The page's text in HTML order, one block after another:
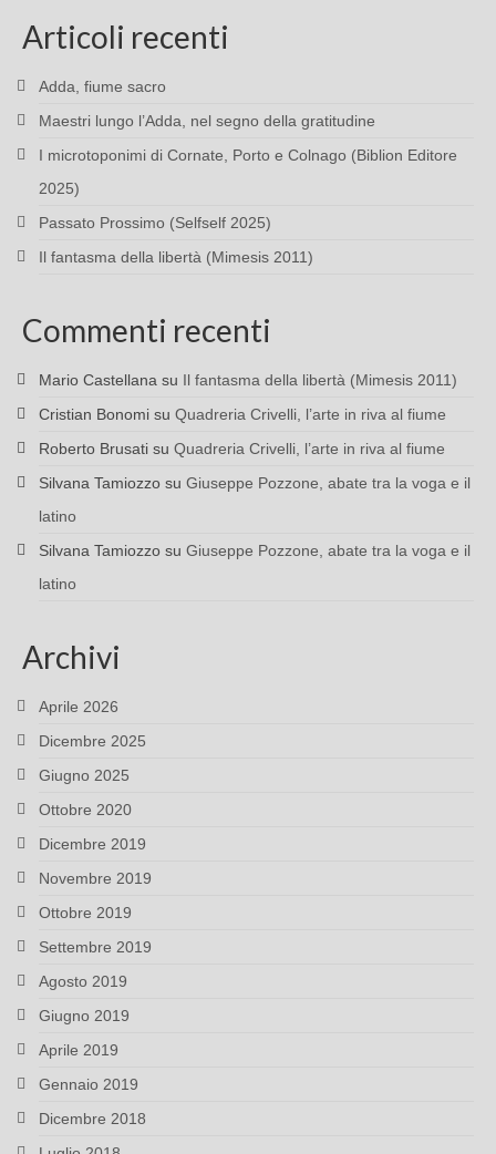
Articoli recenti
Adda, fiume sacro
Maestri lungo l’Adda, nel segno della gratitudine
I microtoponimi di Cornate, Porto e Colnago (Biblion Editore
2025)
Passato Prossimo (Selfself 2025)
Il fantasma della libertà (Mimesis 2011)
Commenti recenti
Mario Castellana su Il fantasma della libertà (Mimesis 2011)
Cristian Bonomi su Quadreria Crivelli, l’arte in riva al fiume
Roberto Brusati su Quadreria Crivelli, l’arte in riva al fiume
Silvana Tamiozzo su Giuseppe Pozzone, abate tra la voga e il
latino
Silvana Tamiozzo su Giuseppe Pozzone, abate tra la voga e il
latino
Archivi
Aprile 2026
Dicembre 2025
Giugno 2025
Ottobre 2020
Dicembre 2019
Novembre 2019
Ottobre 2019
Settembre 2019
Agosto 2019
Giugno 2019
Aprile 2019
Gennaio 2019
Dicembre 2018